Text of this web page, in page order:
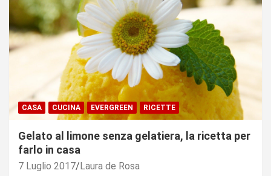
CASA CUCINA EVERGREEN RICETTE
Gelato al limone senza gelatiera, la ricetta per
farlo in casa
7 Luglio 2017 Laura de Rosa